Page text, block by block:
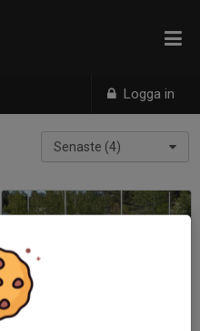
Logga in
Senaste (4)
29 maj 2025